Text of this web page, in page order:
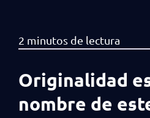
Originalidad
nombre de